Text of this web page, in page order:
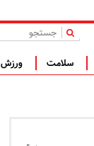
|
سلامت ورزش